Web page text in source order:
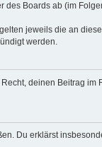
Boards ab (im
jeweils die an
werden.
deinen Beitrag im
Du erklärst